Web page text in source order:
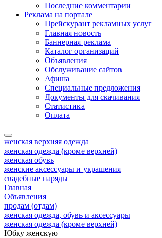
Последние комментарии
Реклама на портале
Прейскурант рекламных услуг
Главная новость
Баннерная реклама
Каталог организаций
Объявления
Обслуживание сайтов
Афиша
Специальные предложения
Документы для скачивания
Статистика
Оплата
женская верхняя одежда
женская одежда (кроме верхней)
женская обувь
женские аксессуары и украшения
свадебные наряды
Главная
Объявления
продам (отдам)
женская одежда, обувь и аксессуары
женская одежда (кроме верхней)
Юбку женскую